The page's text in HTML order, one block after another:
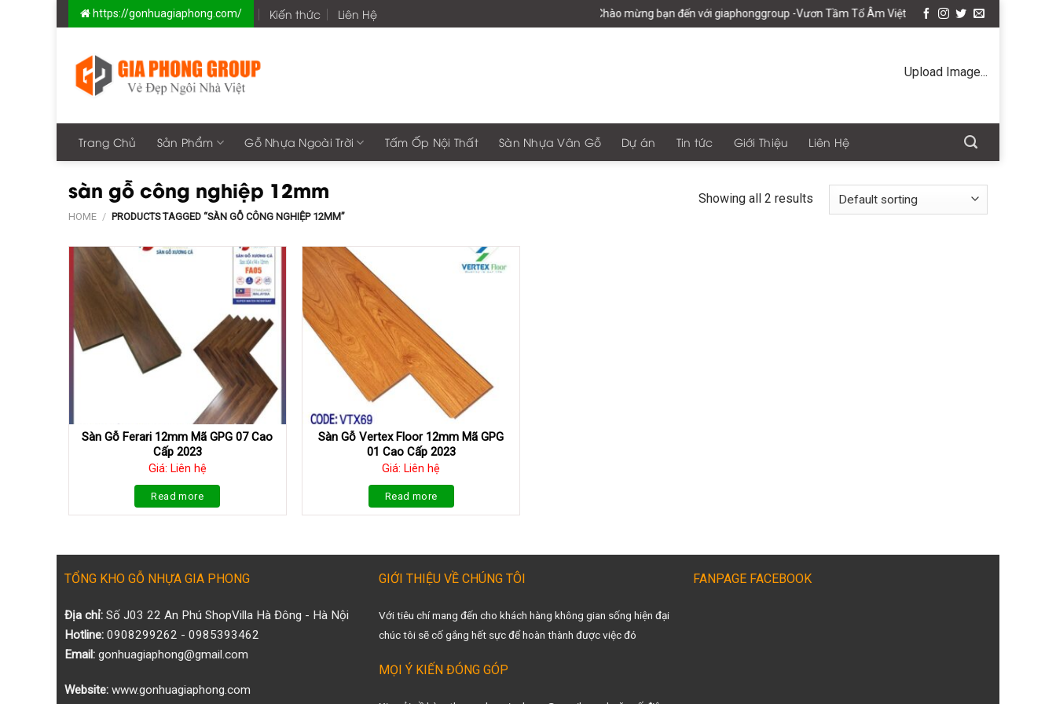
to
https://gonhuagiaphong.com/ Kiến thức Liên Hệ Chào mừng bạn đến với giaphonggroup -Vươn Tầm Tổ Âm Việt
Upload Image...
Trang Chủ Sản Phẩm Gỗ Nhựa Ngoài Trời Tấm Ốp Nội Thất Sàn Nhựa Vân Gỗ Dự án Tin tức Giới Thiệu Liên Hệ
sàn gỗ công nghiệp 12mm
HOME / PRODUCTS TAGGED “SÀN GỖ CÔNG NGHIỆP 12MM”
Showing all 2 results
Sàn Gỗ Ferari 12mm Mã GPG 07 Cao
Cấp 2023
Giá: Liên hệ
Read more
Sàn Gỗ Vertex Floor 12mm Mã GPG
01 Cao Cấp 2023
Giá: Liên hệ
Read more
TỔNG KHO GỖ NHỰA GIA PHONG
Địa chỉ:Số J03 22 An Phú ShopVilla Hà Đông - Hà Nội
Hotline:0908299262 - 0985393462
Email:gonhuagiaphong@gmail.com
Website:www.gonhuagiaphong.com
GIỚI THIỆU VỀ CHÚNG TÔI
Với tiêu chí mang đến cho khách hàng không gian sống hiện đại
chúc tôi sẽ cố gắng hết sực để hoàn thành được việc đó
MỌI Ý KIẾN ĐÓNG GÓP
FANPAGE FACEBOOK